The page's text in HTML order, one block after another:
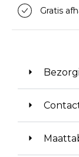
Gratis